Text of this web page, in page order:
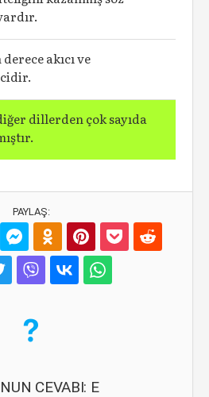
akıcı ve
dillerden çok sayıda
PAYLAŞ:
CEVABI: E